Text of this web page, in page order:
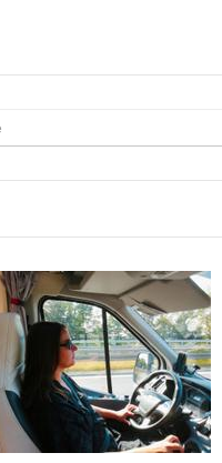
für: